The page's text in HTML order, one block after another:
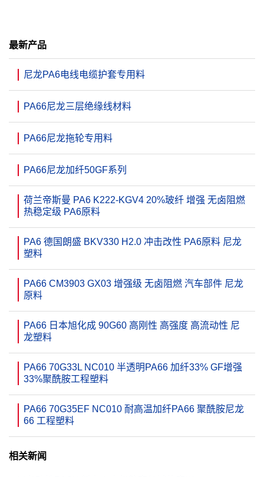
最新产品
尼龙PA6电线电缆护套专用料
PA66尼龙三层绝缘线材料
PA66尼龙拖轮专用料
PA66尼龙加纤50GF系列
荷兰帝斯曼 PA6 K222-KGV4 20%玻纤 增强 无卤阻燃
热稳定级 PA6原料
PA6 德国朗盛 BKV330 H2.0 冲击改性 PA6原料 尼龙
塑料
PA66 CM3903 GX03 增强级 无卤阻燃 汽车部件 尼龙
原料
PA66 日本旭化成 90G60 高刚性 高强度 高流动性 尼
龙塑料
PA66 70G33L NC010 半透明PA66 加纤33% GF增强
33%聚酰胺工程塑料
PA66 70G35EF NC010 耐高温加纤PA66 聚酰胺尼龙
66 工程塑料
相关新闻